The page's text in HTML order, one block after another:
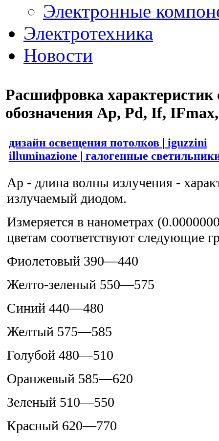
Электронные
Электротехника
Новости
Расшифровка характеристик
обозначения Ар, Pd, If,
дизайн освещения потолков | iguzzini
illuminazione | галогенные
Ар - длина волны излучения -
излучаемый диодом.
Измеряется в нанометрах
цветам соответствуют следующие
Фиолетовый 390—440
Желто-зеленый 550—575
Синий 440—480
Желтый 575—585
Голубой 480—510
Оранжевый 585—620
Зеленый 510—550
Красный 620—770